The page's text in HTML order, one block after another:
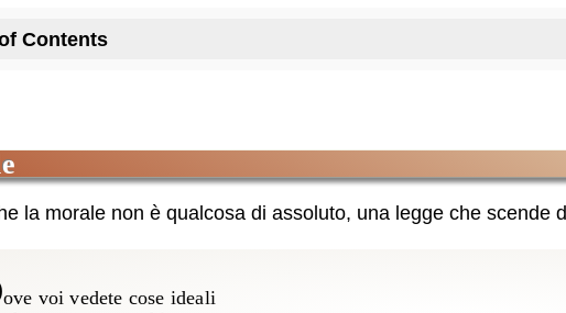
Contents
la morale non è qualcosa di assoluto, una legge che scende
ove voi vedete cose ideali